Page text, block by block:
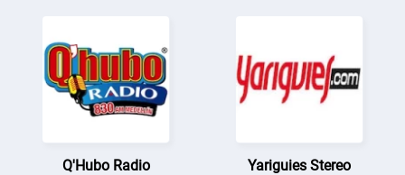
Q'Hubo Radio Yariguies Stereo